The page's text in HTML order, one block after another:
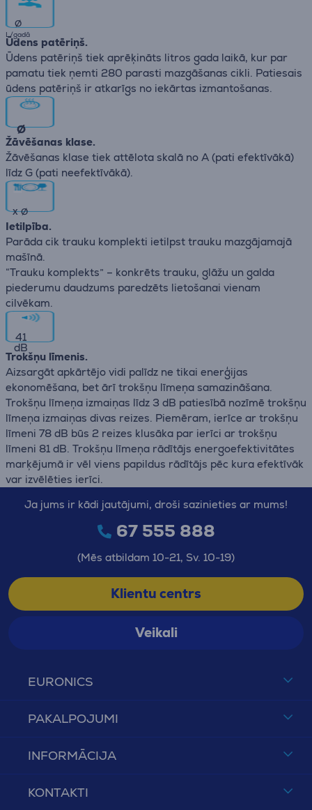
∅
L/gadā
Ūdens patēriņš.
Ūdens patēriņš tiek aprēķināts litros gada laikā, kur par
pamatu tiek ņemti 280 parasti mazgāšanas cikli. Patiesais
ūdens patēriņš ir atkarīgs no iekārtas izmantošanas.
∅
Žāvēšanas klase.
Žāvēšanas klase tiek attēlota skalā no А (pati efektīvākā)
līdz G (pati neefektīvākā).
x∅
Ietilpība.
Parāda cik trauku komplekti ietilpst trauku mazgājamajā
mašīnā.
“Trauku komplekts” – konkrēts trauku, glāžu un galda
piederumu daudzums paredzēts lietošanai vienam
cilvēkam.
41
dB
Trokšņu līmenis.
Aizsargāt apkārtējo vidi palīdz ne tikai enerģijas
ekonomēšana, bet ārī trokšņu līmeņa samazināšana.
Trokšņu līmeņa izmaiņas līdz 3 dB patiesībā nozīmē trokšņu
līmeņa izmaiņas divas reizes. Piemēram, ierīce ar trokšņu
līmeni 78 dB būs 2 reizes klusāka par ierīci ar trokšņu
līmeni 81 dB. Trokšņu līmeņa rādītājs energoefektivitātes
marķējumā ir vēl viens papildus rādītājs pēc kura efektīvāk
var izvēlēties ierīci.
EURONICS
PAKALPOJUMI
INFORMĀCIJA
KONTAKTI
Ja jums ir kādi jautājumi, droši sazinieties ar mums!
67 555 888
(Mēs atbildam 10-21, Sv. 10-19)
Klientu centrs
Veikali